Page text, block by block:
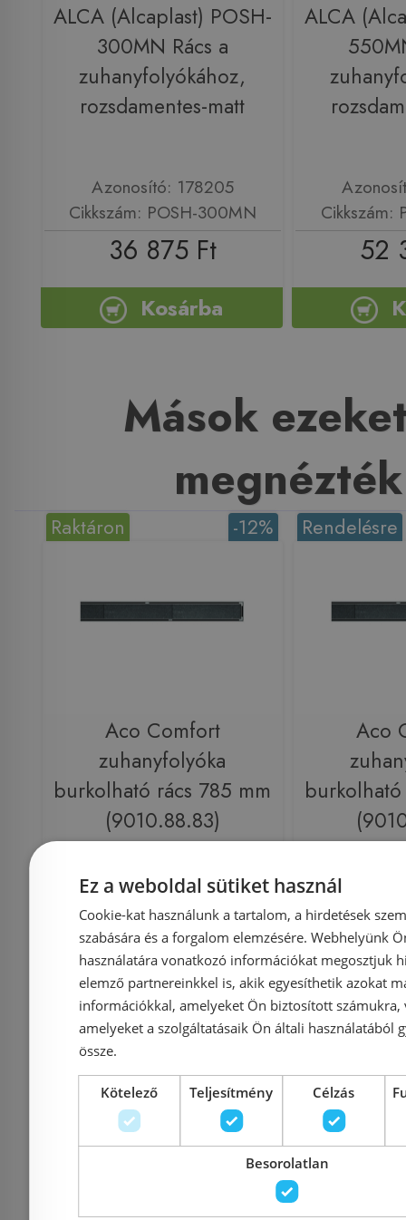
ALCA (Alcaplast) POSH-
300MN Rács a
zuhanyfolyókához,
rozsdamentes-matt
Azonosító: 178205
Cikkszám: POSH-300MN
36 875 Ft
Kosárba
ALCA
Cikkszám:
52
Mások
megnézték
-12%
Raktáron
Aco Comfort
zuhanyfolyóka
burkolható rács 785 mm
(9010.88.83)
Azonosító: 126663
Cikkszám: 9010.88.83
26 695 Ft 23 492 Ft
Kosárba
Rendelésre
Aco
26 226 Ft
-12%
Rendelésre Rendelésre
Ez a weboldal sütiket használ
Cookie-kat használunk a tartalom, a hirdetések
szabására és a forgalom elemzésére. Webhelyünk
használatára vonatkozó információkat megosztjuk
elemző partnereinkkel is, akik egyesíthetik azokat
információkkal, amelyeket Ön biztosított számukra,
amelyeket a szolgáltatásaik Ön általi használatából
össze.
Kötelező Teljesítmény Célzás
Besorolatlan